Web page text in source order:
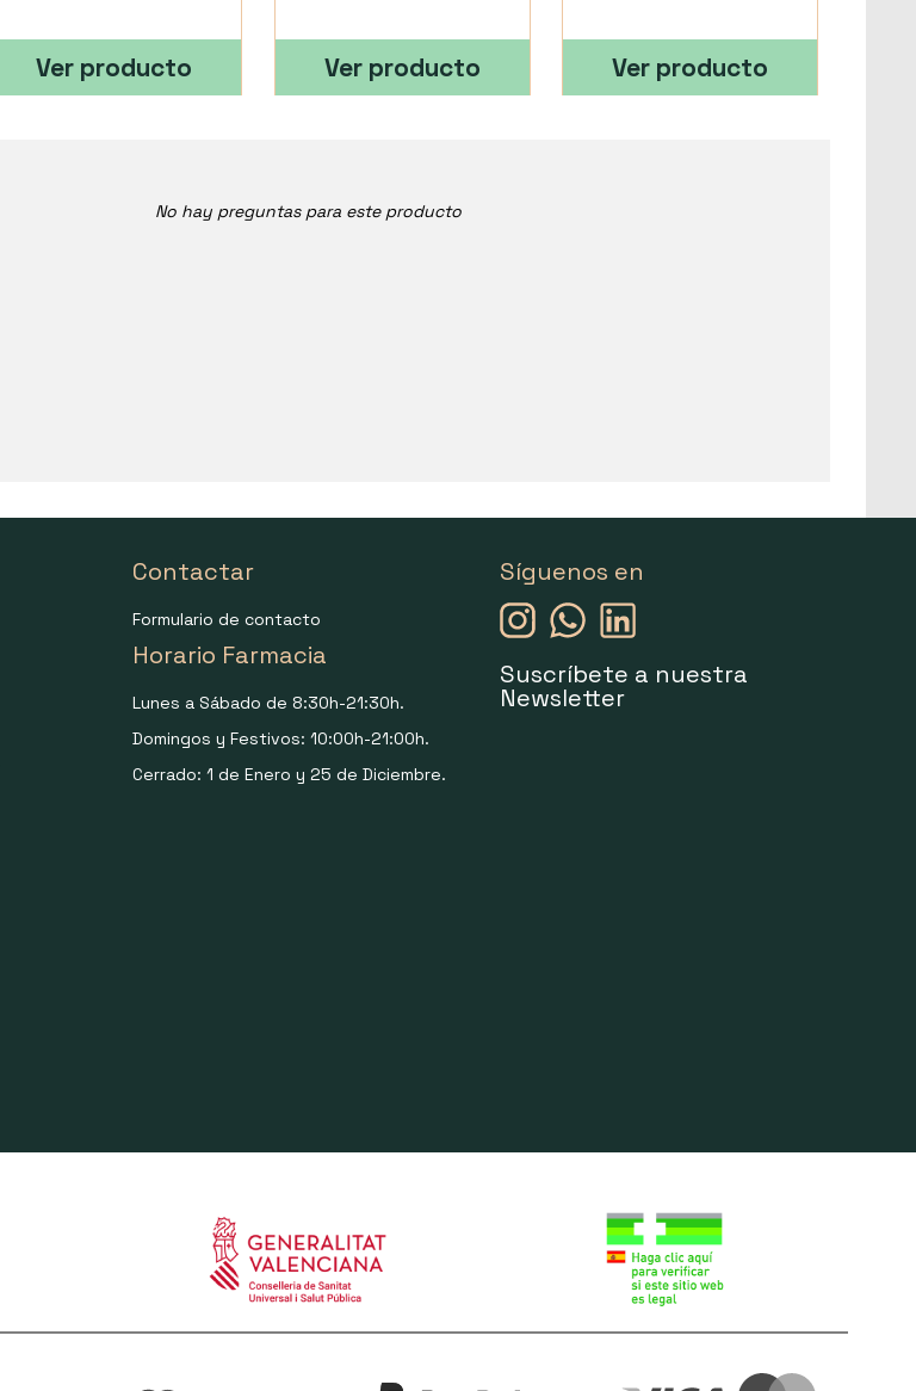
Ver producto Ver producto Ver producto
No hay preguntas para este producto
Contactar
Formulario de contacto
Horario Farmacia
Lunes a Sábado de 8:30h-21:30h.
Domingos y Festivos: 10:00h-21:00h.
Cerrado: 1 de Enero y 25 de Diciembre.
Síguenos en
Suscríbete a nuestra
Newsletter